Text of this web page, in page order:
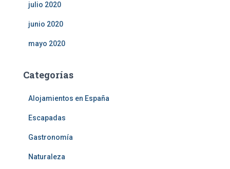
julio 2020
junio 2020
mayo 2020
Categorías
Alojamientos en España
Escapadas
Gastronomía
Naturaleza